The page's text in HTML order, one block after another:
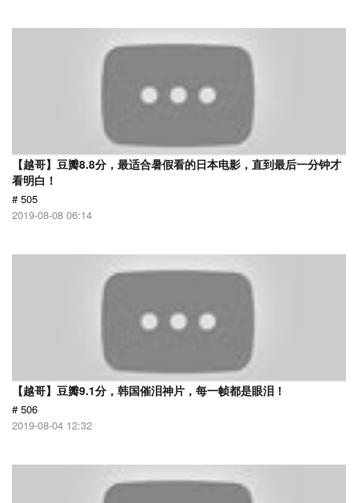
【越哥】豆瓣8.8分，最适合暑假看的日本电影，直到最后一分钟才
看明白！
# 505
2019-08-08 06:14
【越哥】豆瓣9.1分，韩国催泪神片，每一帧都是眼泪！
# 506
2019-08-04 12:32